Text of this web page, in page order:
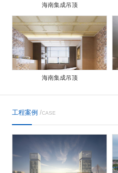
海南集成吊顶
海南集成吊顶
工程案例 /CASE